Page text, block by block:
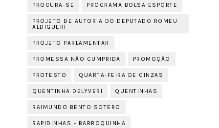
PROCURA-SE PROGRAMA BOLSA ESPORTE
PROJETO DE AUTORIA DO DEPUTADO ROMEU
ALDIGUERI
PROJETO PARLAMENTAR
PROMESSA NÃO CUMPRIDA PROMOÇÃO
PROTESTO QUARTA-FEIRA DE CINZAS
QUENTINHA DELYVERI QUENTINHAS
RAIMUNDO BENTO SOTERO
RAPIDINHAS - BARROQUINHA